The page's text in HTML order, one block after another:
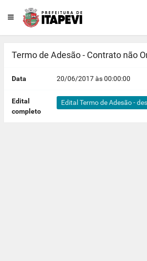
Termo de Adesão - Contrato não
Data 20/06/2017 às 00:00:00
Edital
completo
Edital Termo de Adesão -